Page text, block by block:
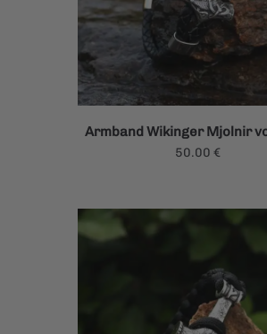
Armband Wikinger Mjolnir
50.00€